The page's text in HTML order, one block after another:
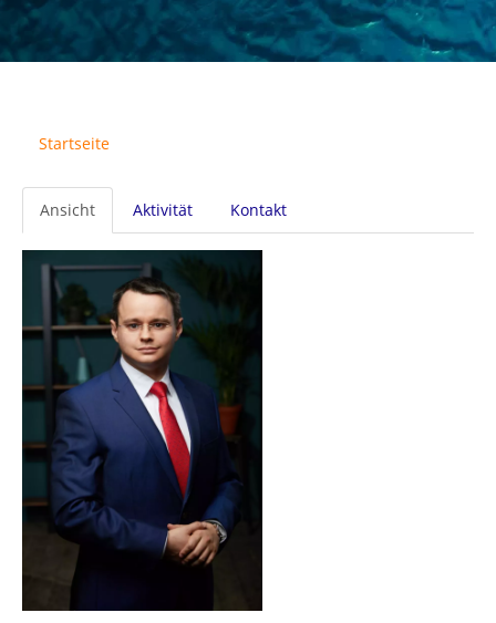
Startseite
Primäre
Reiter
Ansicht Aktivität Kontakt